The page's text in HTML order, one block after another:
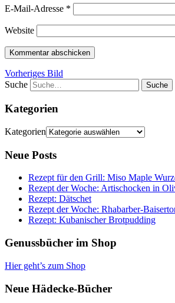
E-Mail-Adresse *
Website
Vorheriges Bild
Suche
Kategorien
Kategorien
Neue Posts
Rezept für den Grill: Miso Maple
Rezept der Woche: Artischocken in
Rezept: Dätschet
Rezept der Woche: Rhabarber-
Rezept: Kubanischer Brotpudding
Genussbücher im Shop
Hier geht’s zum Shop
Neue Hädecke-Bücher